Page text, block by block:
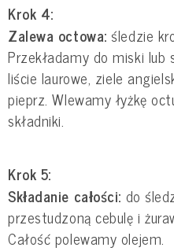
Krok 4:
Zalewa octowa: śledzie
Przekładamy do miski lub
liście laurowe, ziele
pieprz. Wlewamy łyżkę
składniki.
Krok 5:
Składanie całości: do
przestudzoną cebulę i
Całość polewamy olejem.